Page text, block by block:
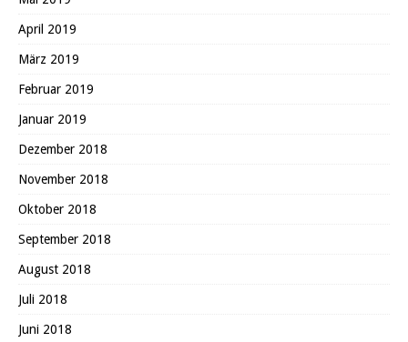
April 2019
März 2019
Februar 2019
Januar 2019
Dezember 2018
November 2018
Oktober 2018
September 2018
August 2018
Juli 2018
Juni 2018